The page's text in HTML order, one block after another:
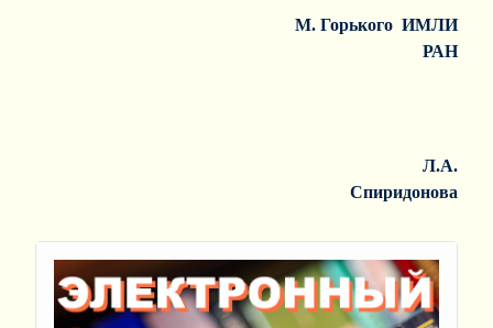
М. Горького ИМЛИ
РАН
Л.А.
Спиридонова